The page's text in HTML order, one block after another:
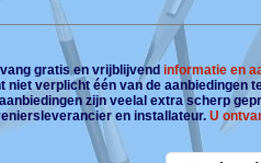
gratis en vrijblijvendinformatie en
niet verplicht één van de aanbiedingen
zijn veelal extra scherp
en installateur.U